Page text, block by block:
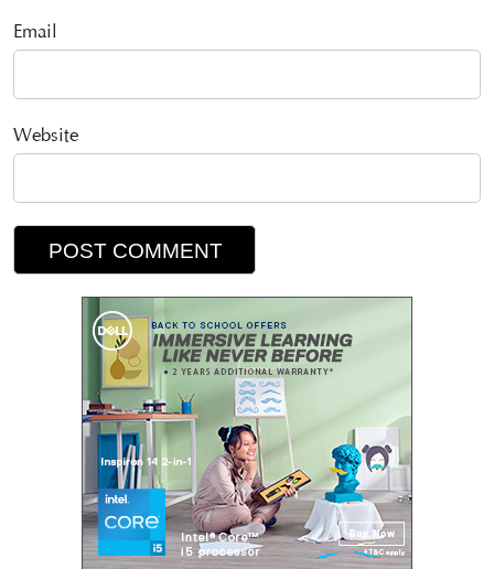
Email
Website